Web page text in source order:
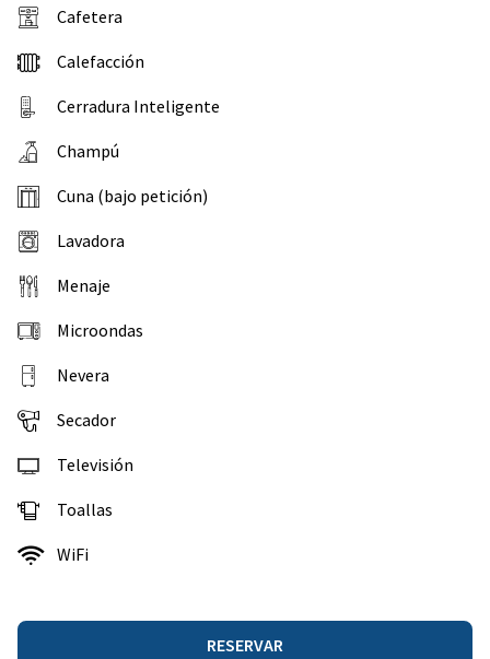
Cafetera
Calefacción
Cerradura Inteligente
Champú
Cuna (bajo petición)
Lavadora
Menaje
Microondas
Nevera
Secador
Televisión
Toallas
WiFi
RESERVAR